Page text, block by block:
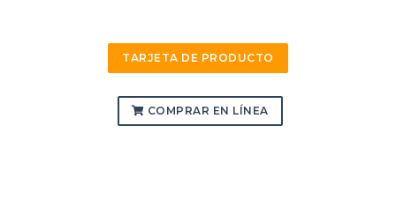
TARJETA DE PRODUCTO
COMPRAR EN LÍNEA